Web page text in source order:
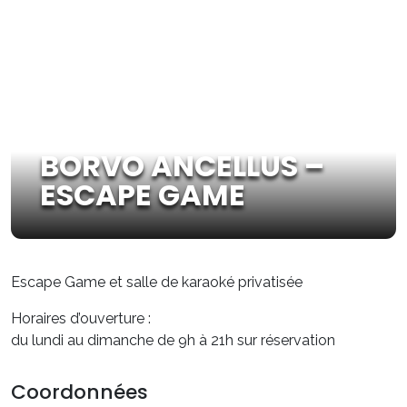
BORVO ANCELLUS –
ESCAPE GAME
Escape Game et salle de karaoké privatisée
Horaires d’ouverture :
du lundi au dimanche de 9h à 21h sur réservation
Coordonnées